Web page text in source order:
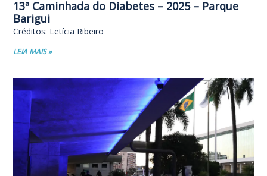
13ª Caminhada do Diabetes – 2025 – Parque
Barigui
Créditos: Letícia Ribeiro
LEIA MAIS »